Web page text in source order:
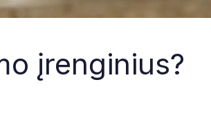
įrenginius?